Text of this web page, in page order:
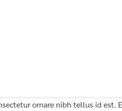
ornare nibh tellus id est.